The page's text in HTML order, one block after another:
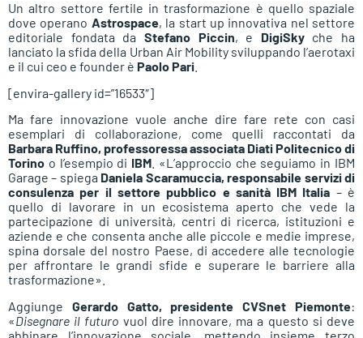
Un altro settore fertile in trasformazione è quello spaziale
dove operano Astrospace, la start up innovativa nel settore
editoriale fondata da Stefano Piccin, e DigiSkyche ha
lanciato la sfida della Urban Air Mobility sviluppando l’aerotaxi
e il cui ceo e founder è Paolo Pari
[envira-gallery id=”16533″]
Ma fare innovazione vuole anche dire fare rete con casi
esemplari di collaborazione, come quelli raccontati da
Barbara Ruffino, professoressa associata Diati Politecnico di
Torino o l’esempio di IBM . «L’approccio che seguiamo in IBM
Garage – spiega Daniela Scaramuccia, responsabile servizi di
consulenza per il settore pubblico e sanità IBM Italia – è
quello di lavorare in un ecosistema aperto che vede la
partecipazione di università, centri di ricerca, istituzioni e
aziende e che consenta anche alle piccole e medie imprese,
spina dorsale del nostro Paese, di accedere alle tecnologie
per affrontare le grandi sfide e superare le barriere alla
trasformazione».
Aggiunge Gerardo Gatto, presidente CVSnet Piemonte:
«Disegnare il futuro vuol dire innovare, ma a questo si deve
abbinare l’innovazione sociale, mettendo insieme terzo